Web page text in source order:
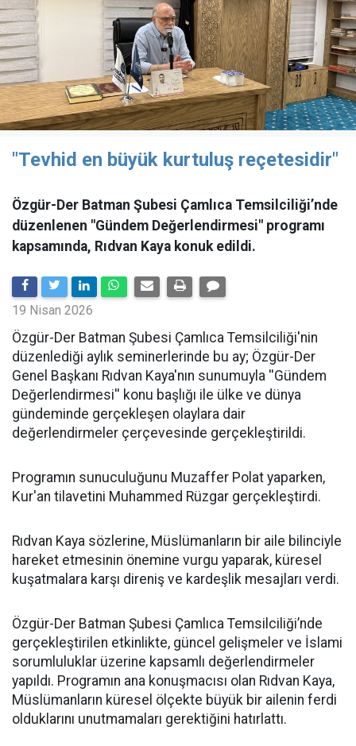
"Tevhid en büyük kurtuluş reçetesidir"
Özgür-Der Batman Şubesi Çamlıca Temsilciliği’nde
düzenlenen "Gündem Değerlendirmesi" programı
kapsamında, Rıdvan Kaya konuk edildi.
19 Nisan 2026
​Özgür-Der Batman Şubesi Çamlıca Temsilciliği'nin
düzenlediği aylık seminerlerinde bu ay; Özgür-Der
Genel Başkanı Rıdvan Kaya'nın sunumuyla ''Gündem
Değerlendirmesi'' konu başlığı ile ülke ve dünya
gündeminde gerçekleşen olaylara dair
değerlendirmeler çerçevesinde gerçekleştirildi.
Programın sunuculuğunu Muzaffer Polat yaparken,
Kur'an tilavetini Muhammed Rüzgar gerçekleştirdi.
Rıdvan Kaya sözlerine, Müslümanların bir aile bilinciyle
hareket etmesinin önemine vurgu yaparak, küresel
kuşatmalara karşı direniş ve kardeşlik mesajları verdi.
Özgür-Der Batman Şubesi Çamlıca Temsilciliği’nde
gerçekleştirilen etkinlikte, güncel gelişmeler ve İslami
sorumluluklar üzerine kapsamlı değerlendirmeler
yapıldı. Programın ana konuşmacısı olan Rıdvan Kaya,
Müslümanların küresel ölçekte büyük bir ailenin ferdi
olduklarını unutmamaları gerektiğini hatırlattı.